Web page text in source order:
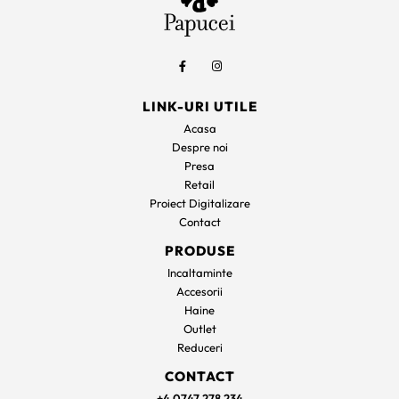
LINK-URI UTILE
Acasa
Despre noi
Presa
Retail
Proiect Digitalizare
Contact
PRODUSE
Incaltaminte
Accesorii
Haine
Outlet
Reduceri
CONTACT